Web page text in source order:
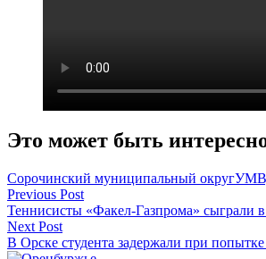
Это может быть
Сорочинский муниципальный округ
Навигация
по
записям
Previous Post
Теннисисты «Факел-Газпрома» сыграли
Next Post
В Орске студента задержали при попытке